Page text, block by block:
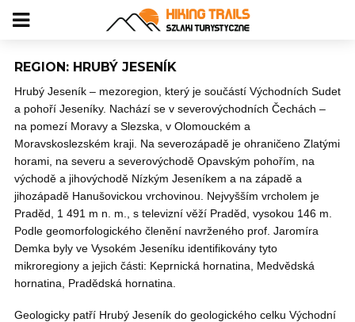
REGION: HRUBÝ JESENÍK
Hrubý Jeseník – mezoregion, který je součástí Východních Sudet
a pohoří Jeseníky. Nachází se v severovýchodních Čechách –
na pomezí Moravy a Slezska, v Olomouckém a
Moravskoslezském kraji. Na severozápadě je ohraničeno Zlatými
horami, na severu a severovýchodě Opavským pohořím, na
východě a jihovýchodě Nízkým Jeseníkem a na západě a
jihozápadě Hanušovickou vrchovinou. Nejvyšším vrcholem je
Praděd, 1 491 m n. m., s televizní věží Praděd, vysokou 146 m.
Podle geomorfologického členění navrženého prof. Jaromíra
Demka byly ve Vysokém Jeseníku identifikovány tyto
mikroregiony a jejich části: Keprnická hornatina, Medvědská
hornatina, Pradědská hornatina.
Geologicky patří Hrubý Jeseník do geologického celku Východní